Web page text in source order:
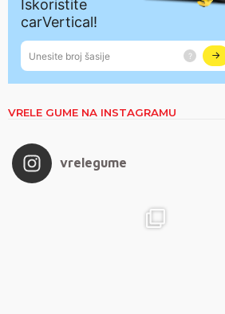
VRELE GUME NA INSTAGRAMU
vrelegume